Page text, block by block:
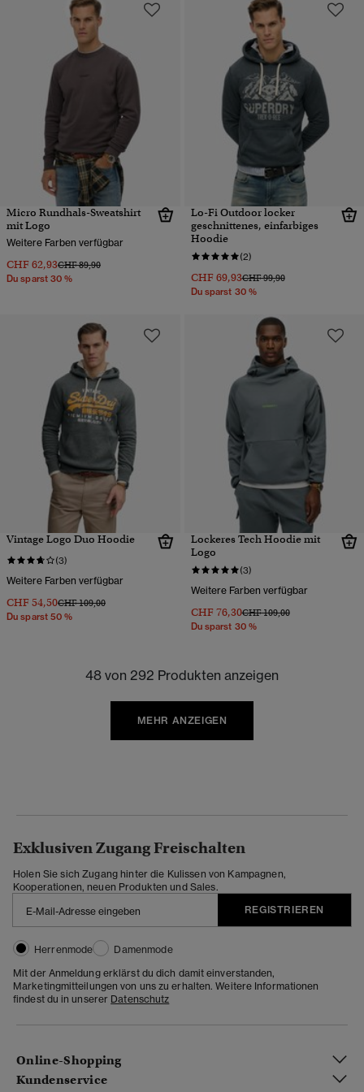
Micro Rundhals-Sweatshirt
mit Logo
Weitere Farben verfügbar
CHF 62,93Preis wurde reduziert von
CHF 89,90bis
Du sparst 30 %
Lo-Fi Outdoor locker
geschnittenes, einfarbiges
Hoodie
(2)
CHF 69,93Preis wurde reduziert von
CHF 99,90bis
Du sparst 30 %
Vintage Logo Duo Hoodie
(3)
Weitere Farben verfügbar
CHF 54,50Preis wurde reduziert von
CHF 109,00bis
Du sparst 50 %
Lockeres Tech Hoodie mit
Logo
(3)
Weitere Farben verfügbar
CHF 76,30Preis wurde reduziert von
CHF 109,00bis
Du sparst 30 %
48 von 292 Produkten anzeigen
MEHR ANZEIGEN
Exklusiven Zugang Freischalten
Holen Sie sich Zugang hinter die Kulissen von Kampagnen,
Kooperationen, neuen Produkten und Sales.
REGISTRIEREN
Herrenmode
Damenmode
Mit der Anmeldung erklärst du dich damit einverstanden,
Marketingmitteilungen von uns zu erhalten. Weitere Informationen
findest du in unserer Datenschutz
Online-Shopping
Kundenservice